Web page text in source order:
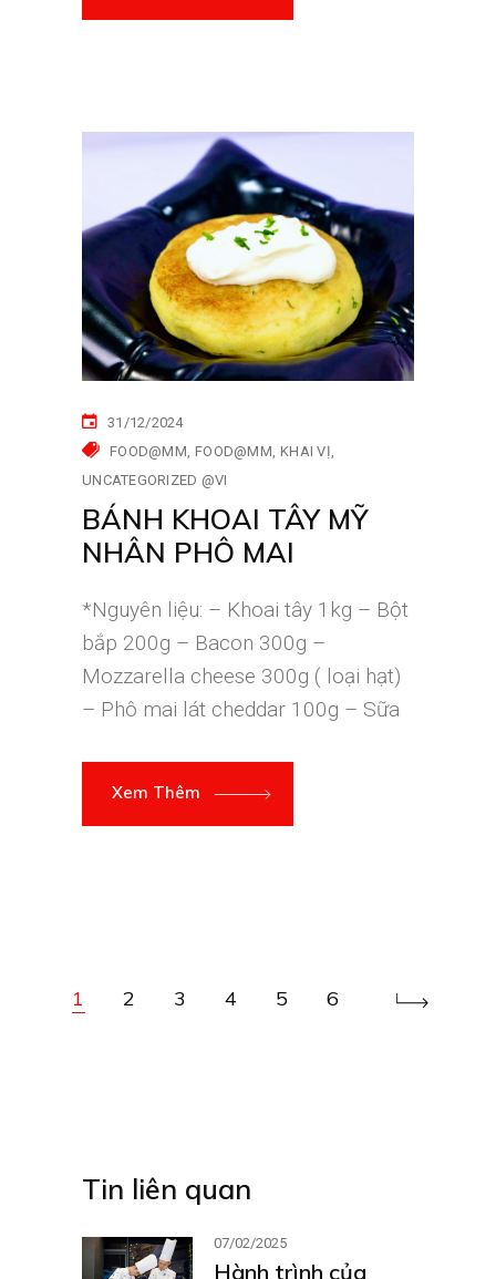
31/12/2024
FOOD@MM FOOD@MM KHAI VỊ
UNCATEGORIZED @VI
BÁNH KHOAI TÂY MỸ
NHÂN PHÔ MAI
*Nguyên liệu: – Khoai tây 1kg – Bột
bắp 200g – Bacon 300g –
Mozzarella cheese 300g ( loại hạt)
– Phô mai lát cheddar 100g – Sữa
Xem Thêm
1 2 3 4 5 6
Tin liên quan
07/02/2025
Hành trình của